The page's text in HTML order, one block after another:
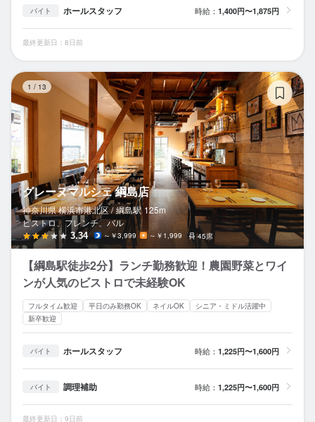
バイト ホールスタッフ 時給： 1,400円〜1,875円
最終更新日：8日前
1 / 13
グレーヌマルシェ 綱島店
神奈川県 横浜市港北区 / 綱島駅 125m
ビストロ、フレンチ、バル
3.34 ～￥3,999 ～￥1,999 45席
【綱島駅徒歩2分】ランチ勤務歓迎！農園野菜とワイ
ンが人気のビストロで未経験OK
フルタイム歓迎 平日のみ勤務OK ネイルOK
シニア・ミドル活躍中
新卒歓迎
バイト ホールスタッフ 時給： 1,225円〜1,600円
バイト 調理補助 時給： 1,225円〜1,600円
最終更新日：9日前